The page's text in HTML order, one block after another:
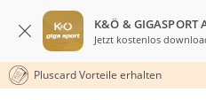
K&Ö & GIGASPORT
Jetzt kostenlos
30 TAGE
Pluscard Vorteile erhalten